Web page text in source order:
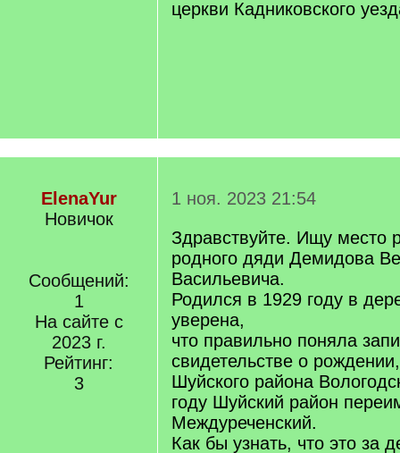
церкви Кадниковского
ElenaYur
Новичок
Сообщений:
1
На сайте с
2023 г.
Рейтинг:
3
1 ноя. 2023 21:54
Здравствуйте. Ищу место
родного дяди Демидова
Васильевича.
Родился в 1929 году в
уверена,
что правильно поняла
свидетельстве о
Шуйского района
году Шуйский район
Междуреченский.
Как бы узнать, что это за